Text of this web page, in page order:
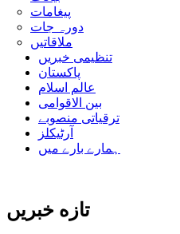
پیغامات
دورہ جات
ملاقاتیں
تنظیمی خبریں
پاکستان
عالم اسلام
بین الاقوامی
ترقیاتی منصوبے
آرٹیکلز
ہمارے بارے میں
تازه خبریں